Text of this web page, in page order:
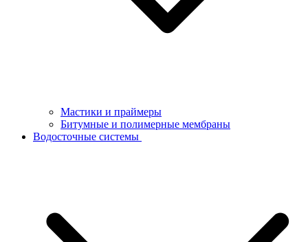
Мастики и праймеры
Битумные и полимерные мембраны
Водосточные системы